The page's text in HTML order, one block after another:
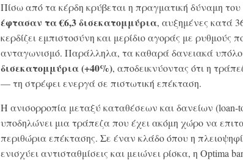
Πίσω από τα κέρδη κρύβεται η πραγματική δύναμη του
έφτασαν τα €6,3 δισεκατομμύρια, αυξημένες κατά
κερδίζει εμπιστοσύνη και μερίδιο αγοράς με ρυθμούς
ανταγωνισμό. Παράλληλα, τα καθαρά δανειακά
δισεκατομμύρια (+40%), αποδεικνύοντας ότι η
— τη στρέφει ενεργά σε πιστωτική επέκταση.
Η ανισορροπία μεταξύ καταθέσεων και δανείων (loan-
υποδηλώνει μια τράπεζα που έχει ακόμη χώρο να
περιθώρια επέκτασης. Σε έναν κλάδο όπου η
ενισχύει αντισταθμίσεις και μειώνει ρίσκα, η Optima